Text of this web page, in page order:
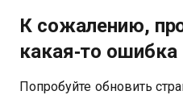
К сожалению,
какая‑то ошибка
Попробуйте обновить